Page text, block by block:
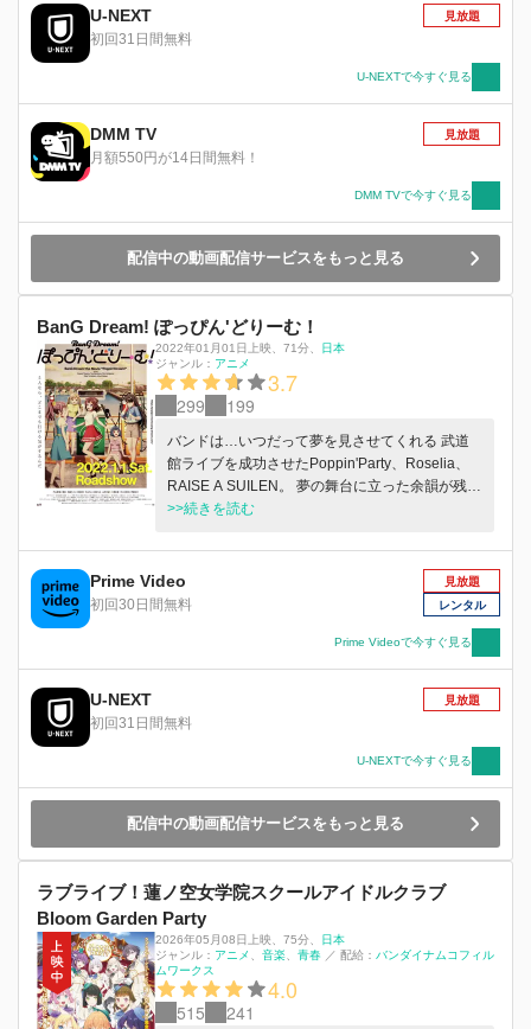
ックバンド「RAISE A SUILEN」も出演決定！ 7
つのバンドが目指す、「2nd Stage（ルビ 次のス
U-NEXT
初回31日間無料
見放題
U-NEXTで今すぐ見る
DMM TV
月額550円が14日間無料！
見放題
DMM TVで今すぐ見る
配信中の動画配信サービスをもっと見る
BanG Dream! ぽっぴん'どりーむ！
2022年01月01日上映 71分
日本
ジャンル： アニメ
3.7
299 199
バンドは…いつだって夢を見させてくれる 武道
館ライブを成功させたPoppin'Party、Roselia、
RAISE A SUILEN。 夢の舞台に立った余韻が残る
香澄たちの前に謎の女性が現れる――。 次のス
（ユメ）は、まだまだ止まらない！
>>続きを読む
Prime Video
初回30日間無料
見放題
レンタル
Prime Videoで今すぐ見る
U-NEXT
初回31日間無料
見放題
U-NEXTで今すぐ見る
配信中の動画配信サービスをもっと見る
ラブライブ！蓮ノ空女学院スクールアイドルクラブ
Bloom Garden Party
2026年05月08日上映 75分
日本
ジャンル： アニメ 音楽 青春 ／ 配給： バンダイナムコフィル
ムワークス
4.0
515 241